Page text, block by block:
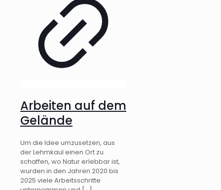
Arbeiten auf dem
Gelände
Um die Idee umzusetzen, aus
der Lehmkaul einen Ort zu
schaffen, wo Natur erlebbar ist,
wurden in den Jahren 2020 bis
2025 viele Arbeitsschritte